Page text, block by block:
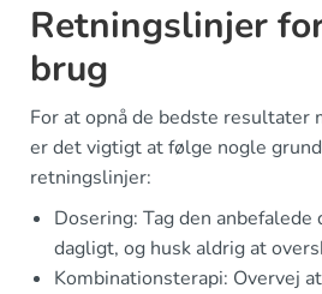
Retningslinjer
brug
For at opnå de bedste resultater
er det vigtigt at følge nogle
retningslinjer:
Dosering: Tag den
dagligt, og husk aldrig at
Kombinationsterapi: Overvej